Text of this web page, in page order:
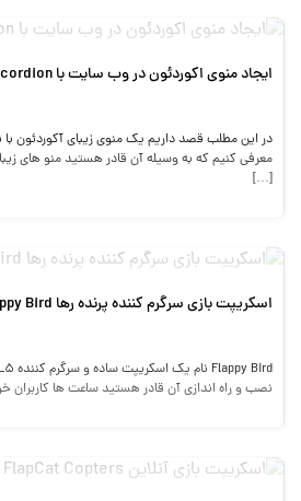
ایجاد منوی اکوردئون در وب سایت با CSS3 Accordion
معرفی کنیم که به وسیله آن قادر هستید منو های
[…]
اسکریپت بازی سرگرم کننده پرنده رها Flappy Bird
نصب و راه اندازی آن قادر هستید ساعت ها کاربران